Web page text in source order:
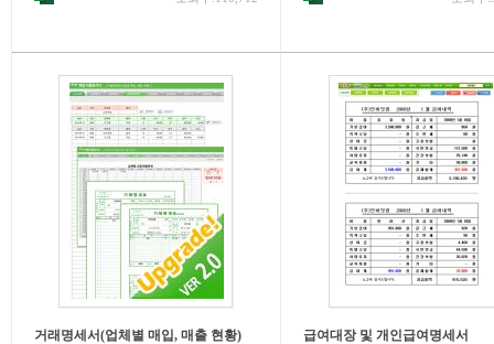
거래명세서(업체별 매입, 매출 현황) 급여대장 및 개인급여명세서